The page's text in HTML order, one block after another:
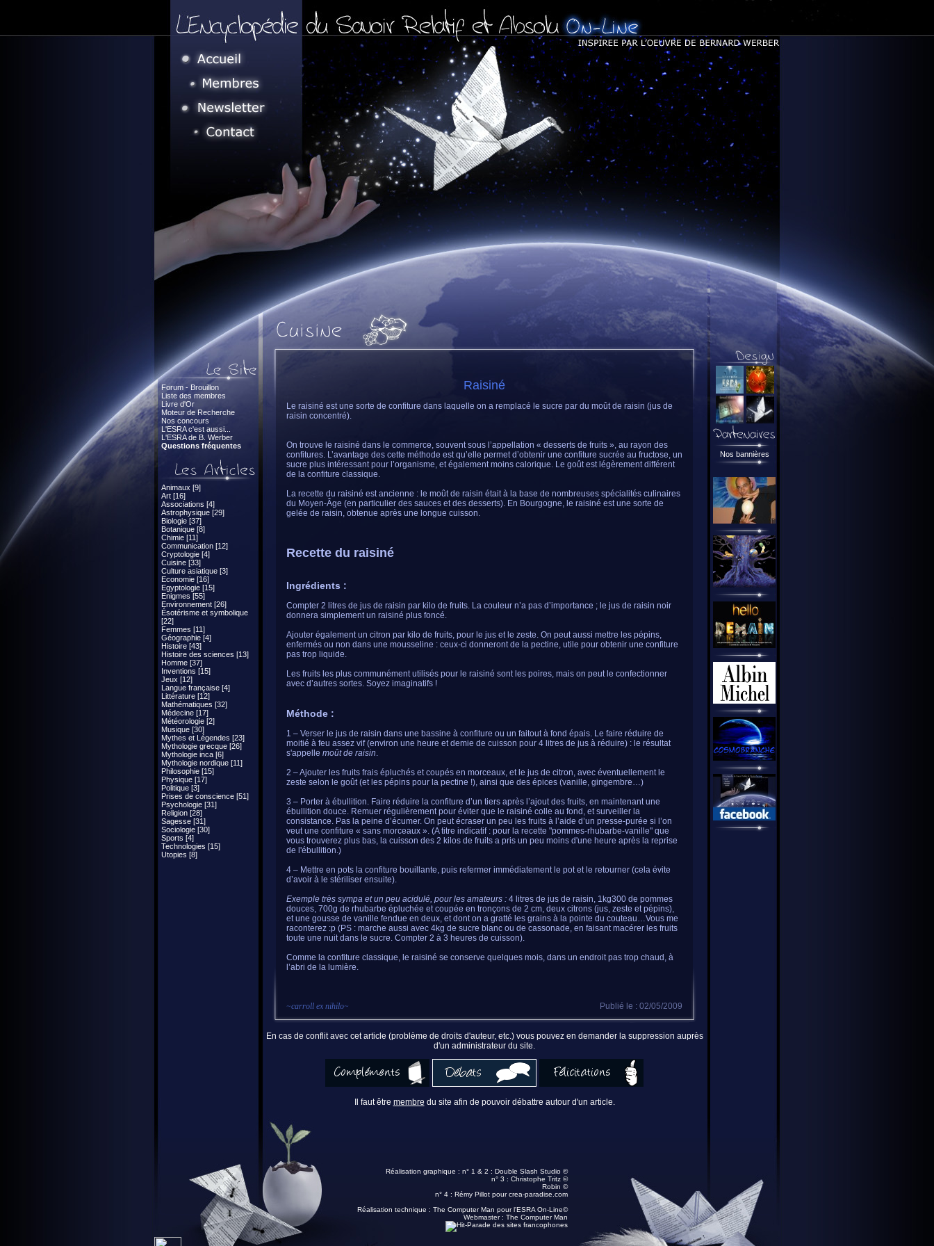
Forum - Brouillon
Liste des membres
Livre d'Or
Moteur de Recherche
Nos concours
L'ESRA c'est aussi...
L'ESRA de B. Werber
Questions fréquentes
Animaux [9]
Art [16]
Associations [4]
Astrophysique [29]
Biologie [37]
Botanique [8]
Chimie [11]
Communication [12]
Cryptologie [4]
Cuisine [33]
Culture asiatique [3]
Economie [16]
Egyptologie [15]
Enigmes [55]
Environnement [26]
Ésotérisme et symbolique
[22]
Femmes [11]
Géographie [4]
Histoire [43]
Histoire des sciences [13]
Homme [37]
Inventions [15]
Jeux [12]
Langue française [4]
Littérature [12]
Mathématiques [32]
Médecine [17]
Météorologie [2]
Musique [30]
Mythes et Légendes [23]
Mythologie grecque [26]
Mythologie inca [6]
Mythologie nordique [11]
Philosophie [15]
Physique [17]
Politique [3]
Prises de conscience [51]
Psychologie [31]
Religion [28]
Sagesse [31]
Sociologie [30]
Sports [4]
Technologies [15]
Utopies [8]
Raisiné
Le raisiné est une sorte de confiture dans laquelle on a remplacé le sucre par du moût de raisin (jus de
raisin concentré).
On trouve le raisiné dans le commerce, souvent sous l’appellation « desserts de fruits », au rayon des
confitures. L’avantage des cette méthode est qu’elle permet d’obtenir une confiture sucrée au fructose, un
sucre plus intéressant pour l’organisme, et également moins calorique. Le goût est légèrement différent
de la confiture classique.
La recette du raisiné est ancienne : le moût de raisin était à la base de nombreuses spécialités culinaires
du Moyen-Âge (en particulier des sauces et des desserts). En Bourgogne, le raisiné est une sorte de
gelée de raisin, obtenue après une longue cuisson.
Recette du raisiné
Ingrédients :
Compter 2 litres de jus de raisin par kilo de fruits. La couleur n’a pas d’importance ; le jus de raisin noir
donnera simplement un raisiné plus foncé.
Ajouter également un citron par kilo de fruits, pour le jus et le zeste. On peut aussi mettre les pépins,
enfermés ou non dans une mousseline : ceux-ci donneront de la pectine, utile pour obtenir une confiture
pas trop liquide.
Les fruits les plus communément utilisés pour le raisiné sont les poires, mais on peut le confectionner
avec d’autres sortes. Soyez imaginatifs !
Méthode :
1 – Verser le jus de raisin dans une bassine à confiture ou un faitout à fond épais. Le faire réduire de
moitié à feu assez vif (environ une heure et demie de cuisson pour 4 litres de jus à réduire) : le résultat
s'appelle moût de raisin.
2 – Ajouter les fruits frais épluchés et coupés en morceaux, et le jus de citron, avec éventuellement le
zeste selon le goût (et les pépins pour la pectine !), ainsi que des épices (vanille, gingembre…)
3 – Porter à ébullition. Faire réduire la confiture d’un tiers après l’ajout des fruits, en maintenant une
ébullition douce. Remuer régulièrement pour éviter que le raisiné colle au fond, et surveiller la
consistance. Pas la peine d’écumer. On peut écraser un peu les fruits à l’aide d’un presse-purée si l’on
veut une confiture « sans morceaux ». (A titre indicatif : pour la recette "pommes-rhubarbe-vanille" que
vous trouverez plus bas, la cuisson des 2 kilos de fruits a pris un peu moins d'une heure après la reprise
de l'ébullition.)
4 – Mettre en pots la confiture bouillante, puis refermer immédiatement le pot et le retourner (cela évite
d’avoir à le stériliser ensuite).
Exemple très sympa et un peu acidulé, pour les amateurs : 4 litres de jus de raisin, 1kg300 de pommes
douces, 700g de rhubarbe épluchée et coupée en tronçons de 2 cm, deux citrons (jus, zeste et pépins),
et une gousse de vanille fendue en deux, et dont on a gratté les grains à la pointe du couteau…Vous me
raconterez :p (PS : marche aussi avec 4kg de sucre blanc ou de cassonade, en faisant macérer les fruits
toute une nuit dans le sucre. Compter 2 à 3 heures de cuisson).
Comme la confiture classique, le raisiné se conserve quelques mois, dans un endroit pas trop chaud, à
l’abri de la lumière.
~carroll ex nihilo~ Publié le : 02/05/2009
En cas de conflit avec cet article (problème de droits d'auteur, etc.) vous pouvez en demander la suppression auprès
d'un administrateur du site.
Il faut être membre du site afin de pouvoir débattre autour d'un article.
Nos bannières
Réalisation graphique : n° 1 & 2 : Double Slash Studio ©
n° 3 : Christophe Tritz ©
Robin ©
n° 4 : Rémy Pillot pour crea-paradise.com
Réalisation technique : The Computer Man pour l'ESRA On-Line©
Webmaster : The Computer Man